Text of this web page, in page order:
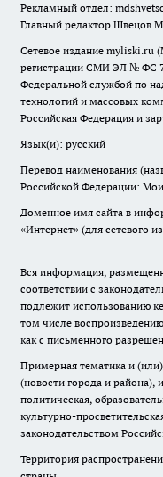
Рекламный отдел:
Главный редактор Швецов
Сетевое издание
регистрации СМИ ЭЛ № ФС
Федеральной службой по
технологий и массовых
Российская Федерация и
Язык(и): русский
Перевод наименования
Российской Федерации:
Доменное имя сайта в
«Интернет» (для сетевого
Вся информация,
соответствии с
подлежит использованию
том числе
как с письменного
Примерная тематика и
(новости города и
политическая,
культурно-
законодательством
Территория